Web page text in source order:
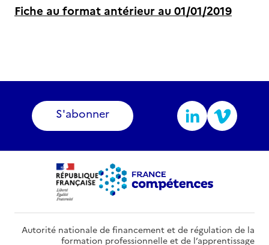
Fiche au format antérieur au 01/01/2019
S'abonner
Autorité nationale de financement et de régulation de la
formation professionnelle et de l’apprentissage